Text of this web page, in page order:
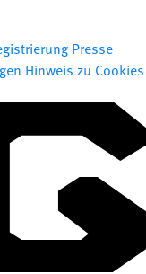
Presse
Hinweis zu Cookies